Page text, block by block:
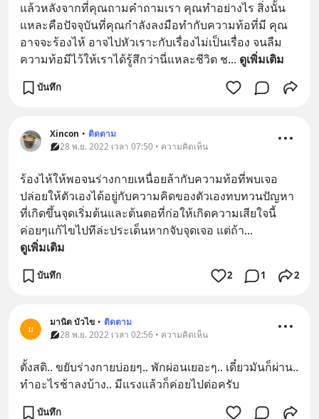
แล้วหลังจากที่คุณถามคำถามเรา คุณทำอย่างไร สิ่งนั้น
แหละคือปัจจุบันที่คุณกำลังลงมือทำกับความท้อที่มี คุณ
อาจจะร้องไห้ อาจไปหัวเราะกับเรื่องไม่เป็นเรื่อง จนลืม
ความท้อมีไว้ให้เราได้รู้สึกว่านี่แหละชีวิต ช... ดูเพิ่มเติม
บันทึก
Xincon • ติดตาม
28 พ.ย. 2022 เวลา 07:50 • ความคิดเห็น
ร้องไห้ให้พอจนร่างกายเหนื่อยล้ากับความท้อที่พบเจอ
ปล่อยให้ตัวเองได้อยู่กับความคิดของตัวเองทบทวนปัญหา
ที่เกิดขึ้นจุดเริ่มต้นและต้นตอที่ก่อให้เกิดความเสียใจนี้
ค่อยๆแก้ไขไปทีล่ะประเด็นหากจับจุดเจอ แต่ถ้า...
ดูเพิ่มเติม
บันทึก 2 1 2
ม
มานิต บัวไข • ติดตาม
28 พ.ย. 2022 เวลา 02:56 • ความคิดเห็น
ตั้ง​สติ.. ขยับ​ร่างกาย​บ่อย​ๆ.. พัก​ผ่อน​เยอะ​ๆ.. เดี๋ยว​มัน​ก็​ผ่าน..
ท​ำ​อะไร​ช้า​ลง​บ้าง.. มี​แรง​แล้วก็​ค่อย​ไป​ต่อ​ครับ​
บันทึก